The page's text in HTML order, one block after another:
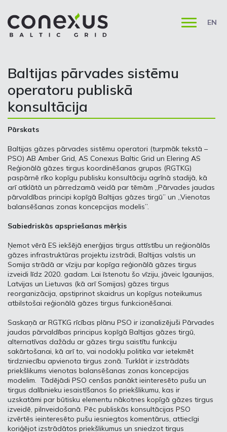
EN
Baltijas pārvades sistēmu
operatoru publiskā
konsultācija
Pārskats
Baltijas gāzes pārvades sistēmu operatori (turpmāk tekstā –
PSO) AB Amber Grid, AS Conexus Baltic Grid un Elering AS
Reģionālā gāzes tirgus koordinēšanas grupas (RGTKG)
paspārnē rīko kopīgu publisku konsultāciju agrīnā stadijā, kā
arī atklātā un pārredzamā veidā par tēmām „Pārvades jaudas
pārvaldības principi kopīgā Baltijas gāzes tirgū” un „Vienotas
balansēšanas zonas koncepcijas modelis”.
Sabiedriskās apspriešanas mērķis
Ņemot vērā ES iekšējā enerģijas tirgus attīstību un reģionālās
gāzes infrastruktūras projektu izstrādi, Baltijas valstis un
Somija strādā ar vīziju par kopīga reģionālā gāzes tirgus
izveidi līdz 2020. gadam. Lai īstenotu šo vīziju, jāveic Igaunijas,
Latvijas un Lietuvas (kā arī Somijas) gāzes tirgus
reorganizācija, apstiprinot skaidrus un kopīgus noteikumus
atbilstošai reģionālā gāzes tirgus funkcionēšanai.
Saskaņā ar RGTKG rīcības plānu PSO ir izanalizējuši Pārvades
jaudas pārvaldības principus kopīgā Baltijas gāzes tirgū,
alternatīvas dažādu ar gāzes tirgu saistītu funkciju
sakārtošanai, kā arī to, vai nodokļu politika var ietekmēt
tirdzniecību apvienota tirgus zonā. Turklāt ir izstrādāts
priekšlikums vienotas balansēšanas zonas koncepcijas
modelim. Tādējādi PSO cenšas panākt ieinteresēto pušu un
tirgus dalībnieku iesaistīšanos šo priekšlikumu, kas ir
uzskatāmi par būtisku elementu nākotnes kopīgā gāzes tirgus
izveidē, pilnveidošanā. Pēc publiskās konsultācijas PSO
izvērtēs ieinteresēto pušu iesniegtos komentārus, attiecīgi
koriģējot izstrādātos priekšlikumus un sniedzot tirgus